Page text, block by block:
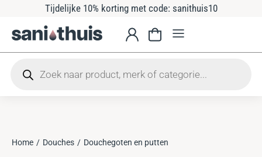
Tijdelijke 10% korting met code: sanithuis10
Je bent hier:
Home Douches Douchegoten en putten